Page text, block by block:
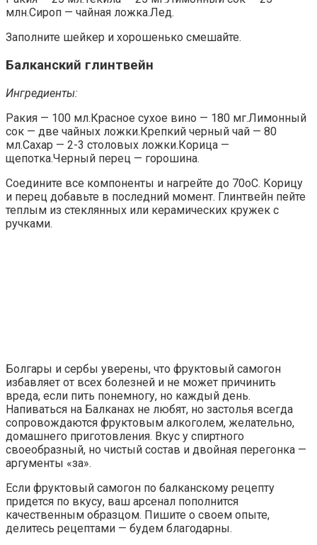
млн.Сироп — чайная ложка.Лед.
Заполните шейкер и хорошенько смешайте.
Балканский глинтвейн
Ингредиенты:
Ракия — 100 мл.Красное сухое вино — 180 мг.Лимонный
сок — две чайных ложки.Крепкий черный чай — 80
мл.Сахар — 2-3 столовых ложки.Корица —
щепотка.Черный перец — горошина.
Соедините все компоненты и нагрейте до 70оС. Корицу
и перец добавьте в последний момент. Глинтвейн пейте
теплым из стеклянных или керамических кружек с
ручками.
Болгары и сербы уверены, что фруктовый самогон
избавляет от всех болезней и не может причинить
вреда, если пить понемногу, но каждый день.
Напиваться на Балканах не любят, но застолья всегда
сопровождаются фруктовым алкоголем, желательно,
домашнего приготовления. Вкус у спиртного
своеобразный, но чистый состав и двойная перегонка —
аргументы «за».
Если фруктовый самогон по балканскому рецепту
придется по вкусу, ваш арсенал пополнится
качественным образцом. Пишите о своем опыте,
делитесь рецептами — будем благодарны.